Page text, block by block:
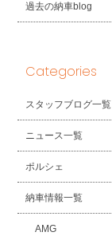
過去の納車blog
Categories
スタッフブログ一覧
ニュース一覧
ポルシェ
納車情報一覧
AMG